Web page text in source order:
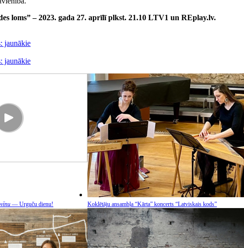
loms” – 2023. gada 27. aprīlī plkst. 21.10 LTV1 un REplay.lv.
jaunākie
jaunākie
— Urguču dienu! Koklētāju ansambļa “Kārta” koncerts “Latviskais kods”